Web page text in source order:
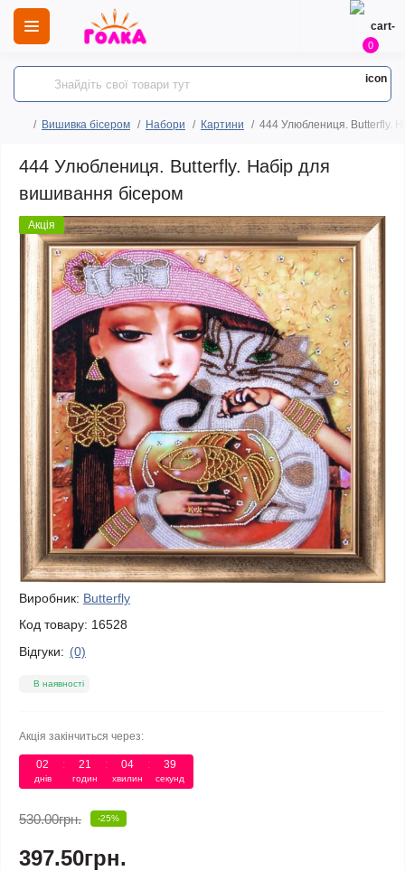
0
Вишивка бісером Набори Картини 444 Улюблениця. Butterfly.
444 Улюблениця. Butterfly. Набір для
вишивання бісером
Акція
Виробник: Butterfly
Код товару: 16528
Відгуки: (0)
В наявності
Акція закінчиться через:
02
днів
21
годин
04
хвилин
39
секунд
530.00грн. -25%
397.50грн.